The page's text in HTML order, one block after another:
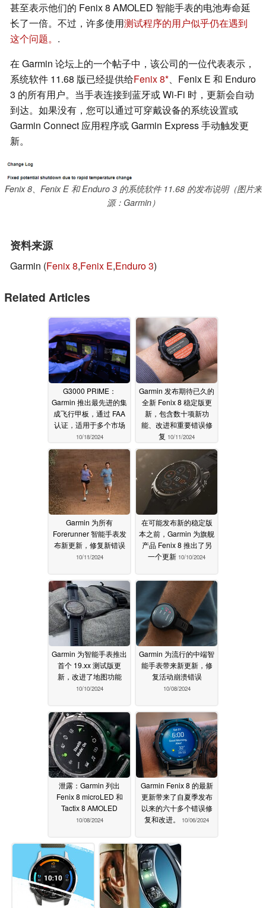
甚至表示他们的 Fenix 8 AMOLED 智能手表的电池寿命延
长了一倍。不过，许多使用测试程序的用户似乎仍在遇到
这个问题。 .
在 Garmin 论坛上的一个帖子中，该公司的一位代表表示，
系统软件 11.68 版已经提供给Fenix 8 、Fenix E 和 Enduro
3 的所有用户。当手表连接到蓝牙或 Wi-Fi 时，更新会自动
到达。如果没有，您可以通过可穿戴设备的系统设置或
Garmin Connect 应用程序或 Garmin Express 手动触发更
新。
Fenix 8、Fenix E 和 Enduro 3 的系统软件 11.68 的发布说明（图片来
源：Garmin）
资料来源
Garmin (Fenix 8,Fenix E,Enduro 3)
Related Articles
G3000 PRIME：
Garmin 推出最先进的集
成飞行甲板，通过 FAA
认证，适用于多个市场
10/18/2024
Garmin 发布期待已久的
全新 Fenix 8 稳定版更
新，包含数十项新功
能、改进和重要错误修
复 10/11/2024
Garmin 为所有
Forerunner 智能手表发
布新更新，修复新错误
10/11/2024
在可能发布新的稳定版
本之前，Garmin 为旗舰
产品 Fenix 8 推出了另
一个更新 10/10/2024
Garmin 为智能手表推出
首个 19.xx 测试版更
新，改进了地图功能
10/10/2024
Garmin 为流行的中端智
能手表带来新更新，修
复活动崩溃错误
10/08/2024
泄露：Garmin 列出
Fenix 8 microLED 和
Tactix 8 AMOLED
10/08/2024
Garmin Fenix 8 的最新
更新带来了自夏季发布
以来的六十多个错误修
复和改进。
10/06/2024